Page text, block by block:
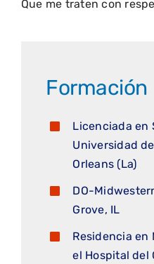
Que me traten con
Formación
Licenciada en
Universidad
Orleans (La)
DO-
Grove, IL
Residencia en
el Hospital del